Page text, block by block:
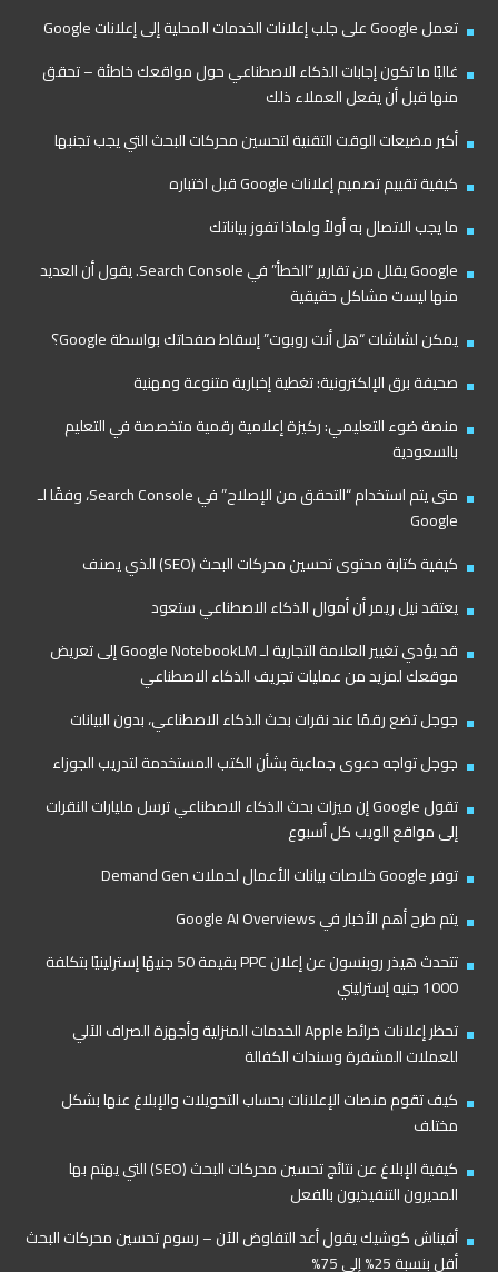
تعمل Google على جلب إعلانات الخدمات المحلية إلى إعلانات Google
غالبًا ما تكون إجابات الذكاء الاصطناعي حول مواقعك خاطئة – تحقق
منها قبل أن يفعل العملاء ذلك
أكبر مضيعات الوقت التقنية لتحسين محركات البحث التي يجب تجنبها
كيفية تقييم تصميم إعلانات Google قبل اختباره
ما يجب الاتصال به أولاً ولماذا تفوز بياناتك
Google يقلل من تقارير “الخطأ” في Search Console. يقول أن العديد
منها ليست مشاكل حقيقية
يمكن لشاشات “هل أنت روبوت” إسقاط صفحاتك بواسطة Google؟
صحيفة برق الإلكترونية: تغطية إخبارية متنوعة ومهنية
منصة ضوء التعليمي: ركيزة إعلامية رقمية متخصصة في التعليم
بالسعودية
متى يتم استخدام “التحقق من الإصلاح” في Search Console، وفقًا لـ
Google
كيفية كتابة محتوى تحسين محركات البحث (SEO) الذي يصنف
يعتقد نيل ريمر أن أموال الذكاء الاصطناعي ستعود
قد يؤدي تغيير العلامة التجارية لـ Google NotebookLM إلى تعريض
موقعك لمزيد من عمليات تجريف الذكاء الاصطناعي
جوجل تضع رقمًا عند نقرات بحث الذكاء الاصطناعي، بدون البيانات
جوجل تواجه دعوى جماعية بشأن الكتب المستخدمة لتدريب الجوزاء
تقول Google إن ميزات بحث الذكاء الاصطناعي ترسل مليارات النقرات
إلى مواقع الويب كل أسبوع
توفر Google خلاصات بيانات الأعمال لحملات Demand Gen
يتم طرح أهم الأخبار في Google AI Overviews
تتحدث هيذر روبنسون عن إعلان PPC بقيمة 50 جنيهًا إسترلينيًا بتكلفة
1000 جنيه إسترليني
تحظر إعلانات خرائط Apple الخدمات المنزلية وأجهزة الصراف الآلي
للعملات المشفرة وسندات الكفالة
كيف تقوم منصات الإعلانات بحساب التحويلات والإبلاغ عنها بشكل
مختلف
كيفية الإبلاغ عن نتائج تحسين محركات البحث (SEO) التي يهتم بها
المديرون التنفيذيون بالفعل
أفيناش كوشيك يقول أعد التفاوض الآن – رسوم تحسين محركات البحث
أقل بنسبة 25% إلى 75%